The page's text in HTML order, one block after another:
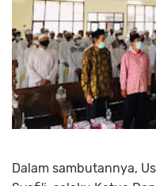
Dalam sambutannya,